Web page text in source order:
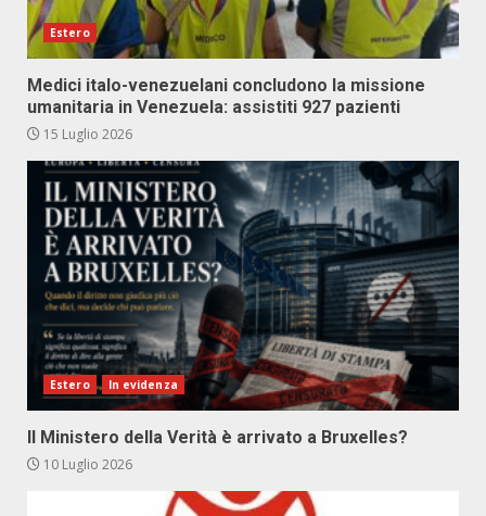
Estero
Medici italo-venezuelani concludono la missione
umanitaria in Venezuela: assistiti 927 pazienti
15 Luglio 2026
Estero In evidenza
Il Ministero della Verità è arrivato a Bruxelles?
10 Luglio 2026